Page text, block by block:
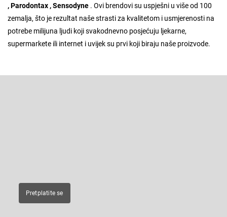
,Parodontax ,Sensodyne . Ovi brendovi su uspješni u više od 100
zemalja, što je rezultat naše strasti za kvalitetom i usmjerenosti na
potrebe milijuna ljudi koji svakodnevno posjećuju ljekarne,
supermarkete ili internet i uvijek su prvi koji biraju naše proizvode.
Pretplatite se